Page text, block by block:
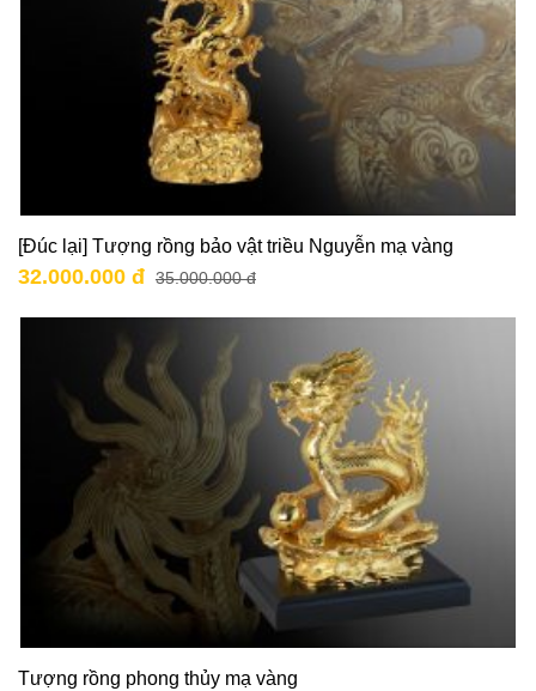
[Đúc lại] Tượng rồng bảo vật triều Nguyễn mạ vàng
32.000.000 đ 35.000.000 đ
Tượng rồng phong thủy mạ vàng